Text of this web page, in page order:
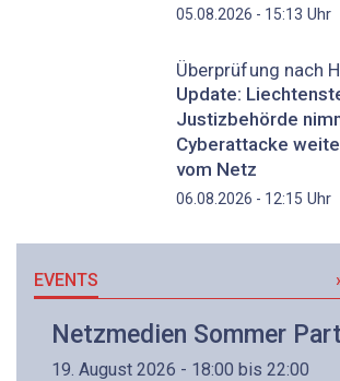
05.08.2026 - 15:13 Uhr
Überprüfung nach
Update:
Justizbehörde
Cyberattacke
vom Netz
06.08.2026 - 12:15 Uhr
EVENTS
Netzmedien Sommer
19. August 2026 - 18:00 bis 22:00